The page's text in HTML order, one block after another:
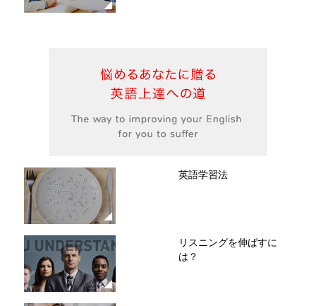
英語学習法
リスニングを伸ばすに
は？